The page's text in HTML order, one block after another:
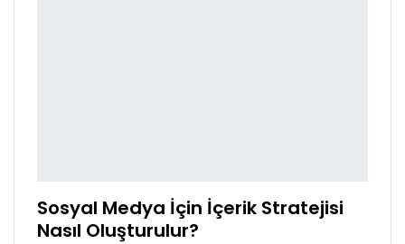
Sosyal Medya İçin İçerik Stratejisi
Nasıl Oluşturulur?